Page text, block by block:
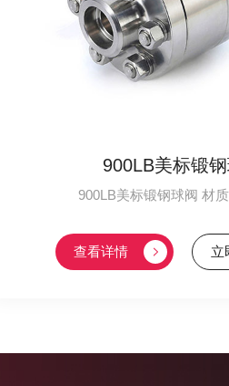
900LB美标锻
900LB美标锻钢球阀 材
查看详情 立